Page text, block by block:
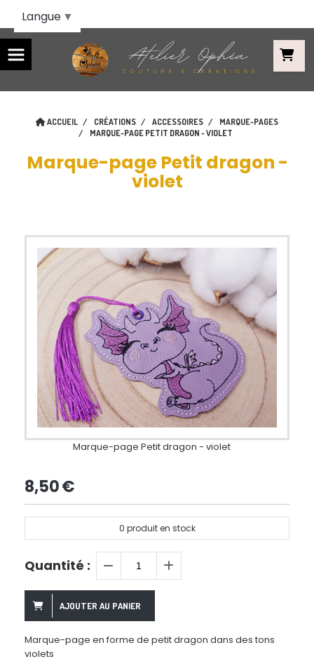
ACCUEIL CRÉATIONS ACCESSOIRES
MARQUE-PAGES
MARQUE-PAGE PETIT DRAGON - VIOLET
Marque-page Petit dragon -
violet
Marque-page Petit dragon - violet
8,50€
0 produit en stock
Quantité :
AJOUTER AU PANIER
Marque-page en forme de petit dragon dans des tons
violets
Langue ▼